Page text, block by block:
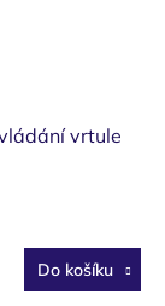
vrtule
Do košíku